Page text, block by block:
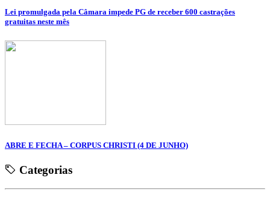
Lei promulgada pela Câmara impede PG de receber 600 castrações
gratuitas neste mês
ABRE E FECHA – CORPUS CHRISTI (4 DE JUNHO)
Categorias